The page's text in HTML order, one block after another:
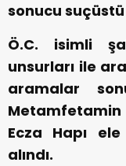
sonucu
Ö.C. isimli
unsurları ile
aramalar
Ecza Hapı
alındı.